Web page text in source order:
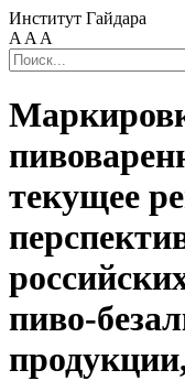
Институт Гайдара
A A A
текущее
пиво-